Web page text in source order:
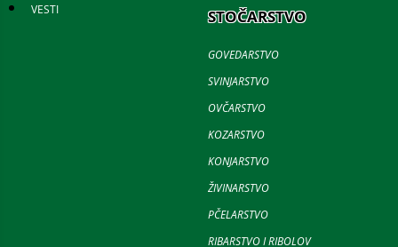
VESTI STOČARSTVO
GOVEDARSTVO
SVINJARSTVO
OVČARSTVO
KOZARSTVO
KONJARSTVO
ŽIVINARSTVO
PČELARSTVO
RIBARSTVO I RIBOLOV